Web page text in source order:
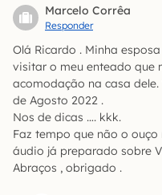
Marcelo Corrêa
Responder
Olá Ricardo . Minha
visitar o meu enteado que
acomodação na casa dele.
de Agosto 2022 .
Nos de dicas …. kkk.
Faz tempo que não o
áudio já preparado sobre
Abraços , obrigado .